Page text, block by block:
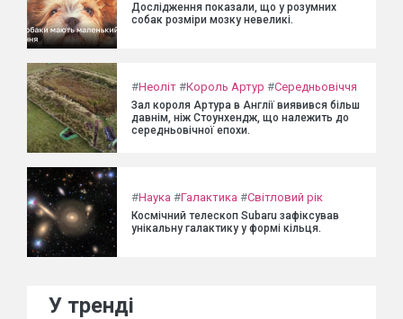
Дослідження показали, що у розумних
собак розміри мозку невеликі.
#Неоліт #Король Артур #Середньовіччя
Зал короля Артура в Англії виявився більш
давнім, ніж Стоунхендж, що належить до
середньовічної епохи.
#Наука #Галактика #Світловий рік
Космічний телескоп Subaru зафіксував
унікальну галактику у формі кільця.
У тренді